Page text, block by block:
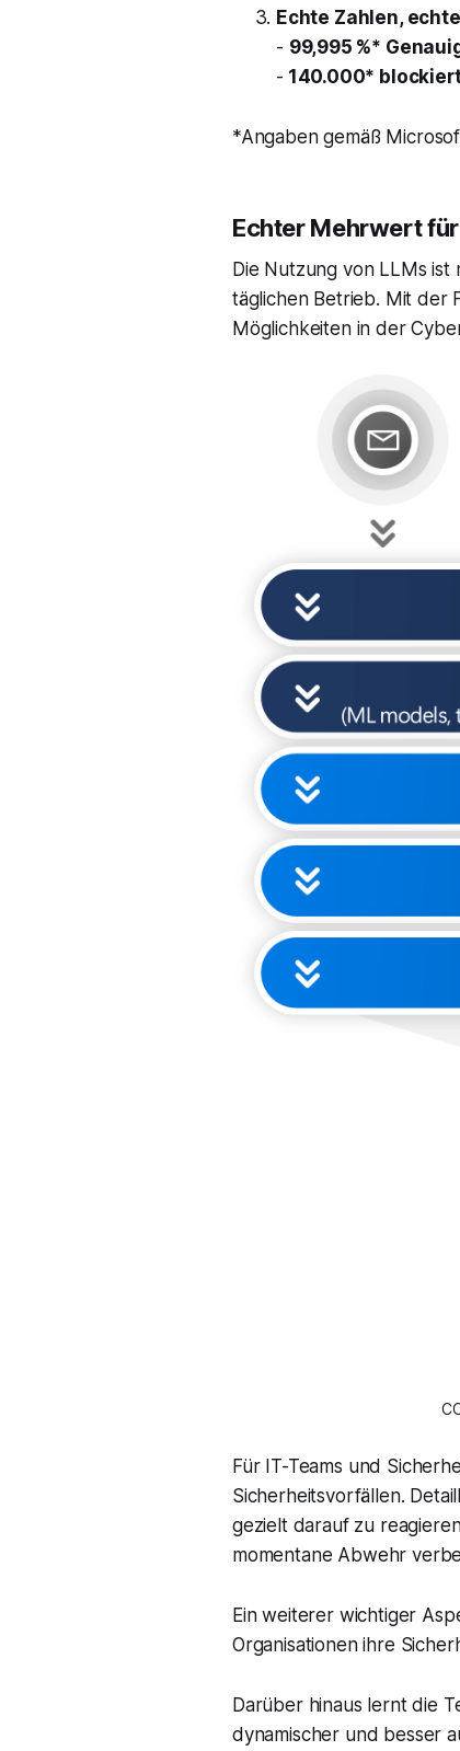
Echte Zahlen,
- 99,995 %*
- 140.000*
*Angaben gemäß
Echter Mehrwert
Die Nutzung von LLMs
täglichen Betrieb. Mit der
Möglichkeiten in der
Für IT-Teams und
Sicherheitsvorfällen.
gezielt darauf zu
momentane Abwehr
Ein weiterer wichtiger
Organisationen ihre
Darüber hinaus lernt die
dynamischer und besser